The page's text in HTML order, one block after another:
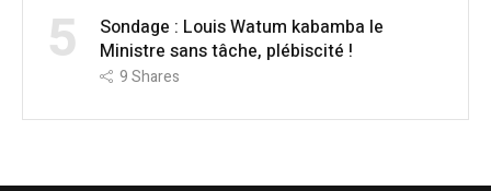
5
Sondage : Louis Watum kabamba le
Ministre sans tâche, plébiscité !
9Shares